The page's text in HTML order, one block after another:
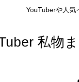
YouTuberや人気
私物